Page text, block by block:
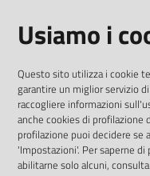
I dati personali
previste dalla direttiva
36/2006
Usiamo i
Questo sito utilizza i cookie
garantire un miglior servizio
raccogliere informazioni
anche cookies di
profilazione puoi decidere se
'Impostazioni'. Per saperne
abilitarne solo alcuni,